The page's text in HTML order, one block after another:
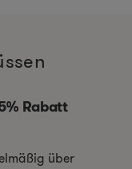
Rabatt
über